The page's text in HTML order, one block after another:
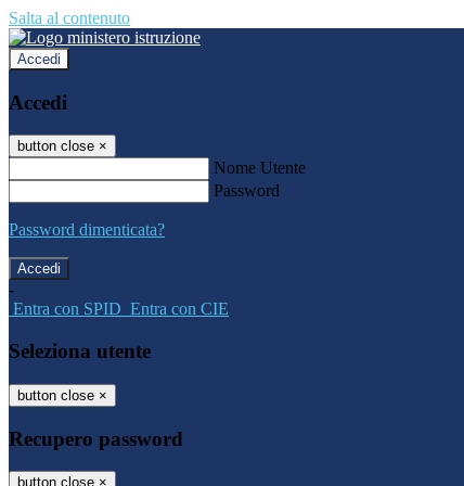
Salta al contenuto
Accedi
Accedi
button close ×
Nome Utente
Password
Password dimenticata?
-
Entra con SPID Entra con CIE
Seleziona utente
button close ×
Recupero password
button close ×